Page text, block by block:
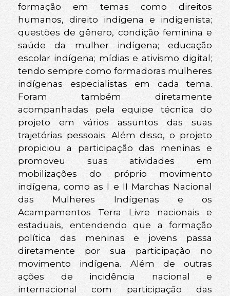
formação em temas como direitos
humanos, direito indígena e indigenista;
questões de gênero, condição feminina e
saúde da mulher indígena; educação
escolar indígena; mídias e ativismo digital;
tendo sempre como formadoras mulheres
indígenas especialistas em cada tema.
Foram também diretamente
acompanhadas pela equipe técnica do
projeto em vários assuntos das suas
trajetórias pessoais. Além disso, o projeto
propiciou a participação das meninas e
promoveu suas atividades em
mobilizações do próprio movimento
indígena, como as I e II Marchas Nacional
das Mulheres Indígenas e os
Acampamentos Terra Livre nacionais e
estaduais, entendendo que a formação
política das meninas e jovens passa
diretamente por sua participação no
movimento indígena. Além de outras
ações de incidência nacional e
internacional com participação das